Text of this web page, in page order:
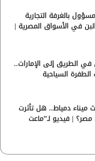
بالغرفة التجارية
في الأسواق المصرية |
الطريق إلى الإمارات..
السياحية
ميناء دمياط.. هل تأثرت
مصر؟ | فيديو لـ”ماعت